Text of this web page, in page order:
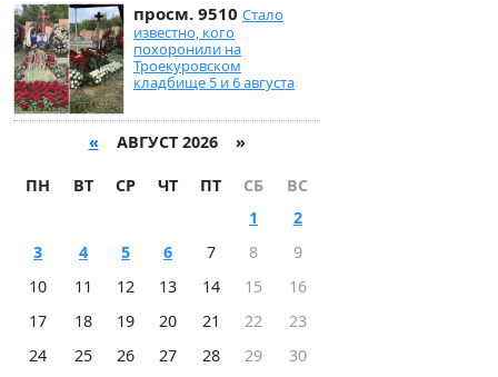
просм. 9510 Стало
известно, кого
похоронили на
Троекуровском
кладбище 5 и 6 августа
« АВГУСТ 2026 »
ПН ВТ СР ЧТ ПТ СБ
ВС
1
2
3
4 5 6 7 8
9
10
11 12 13 14 15
16
17
18 19 20 21 22
23
24
25 26 27 28 29
30